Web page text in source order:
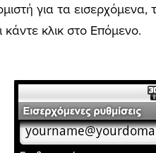
για τα
κλικ στο Επόμενο.